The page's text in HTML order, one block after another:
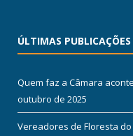
ÚLTIMAS PUBLICAÇÕES
Quem faz a Câmara
outubro de 2025
Vereadores de Floresta